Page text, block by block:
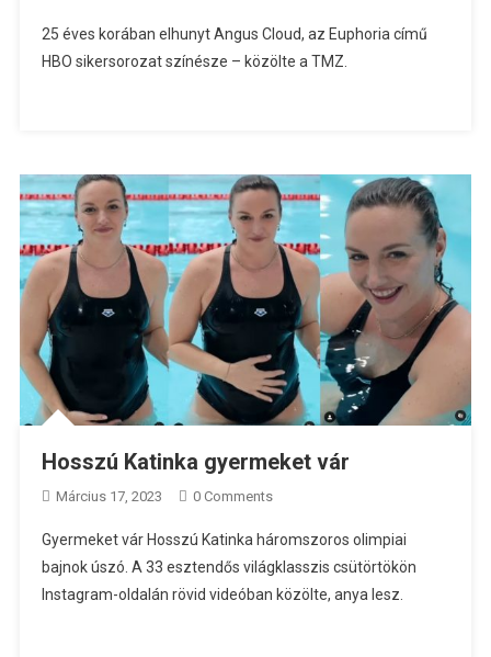
25 éves korában elhunyt Angus Cloud, az Euphoria című
HBO sikersorozat színésze – közölte a TMZ.
Hosszú Katinka gyermeket vár
Március 17, 2023 0 Comments
Gyermeket vár Hosszú Katinka háromszoros olimpiai
bajnok úszó. A 33 esztendős világklasszis csütörtökön
Instagram-oldalán rövid videóban közölte, anya lesz.